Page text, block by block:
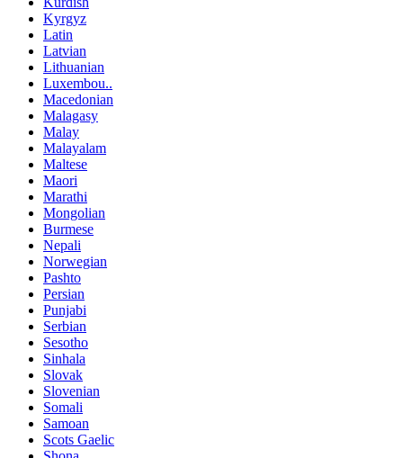
Kyrgyz
Latin
Latvian
Lithuanian
Luxembou..
Macedonian
Malagasy
Malay
Malayalam
Maltese
Maori
Marathi
Mongolian
Burmese
Nepali
Norwegian
Pashto
Persian
Punjabi
Serbian
Sesotho
Sinhala
Slovak
Slovenian
Somali
Samoan
Scots Gaelic